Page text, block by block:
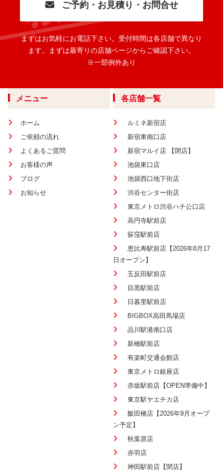
ご予約・お見積り・お問合せ
まずはお気軽にお電話下さい。 受付時間は各店舗で異なり
ます。
まずは最寄りの店舗ページからご確認下さい。
※一部例外あり
メニュー
ホーム
ご依頼の流れ
よくあるご質問
お客様の声
ブログ
お知らせ
各店舗一覧
ルミネ新宿店
新宿東南口店
新宿マルイ店 【閉店】
池袋東口店
池袋西口地下街店
渋谷センター街店
東京メトロ渋谷ハチ公口店
高円寺駅前店
荻窪駅前店
恵比寿駅前店【2026年8月17
日オープン】
五反田駅前店
目黒駅前店
日暮里駅前店
BIGBOX高田馬場店
品川駅港南口店
新橋駅前店
有楽町交通会館店
東京メトロ銀座店
赤坂駅前店【OPEN準備中】
東京駅ヤエチカ店
飯田橋店【2026年9月オープ
ン予定】
秋葉原店
赤羽店
神田駅前店【閉店】